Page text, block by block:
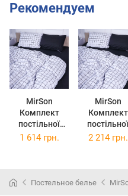
Рекомендуем
MirSon
Комплект
постільної
білизни
4765 Piacenza
MirSon
Комплект
постільної
білизни King
1 614 грн. 2 214 грн.
Постельное белье